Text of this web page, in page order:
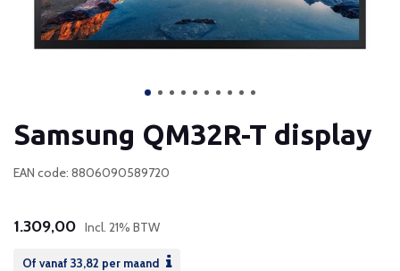
Samsung QM32R-T display
EAN code: 8806090589720
1.309,00 Incl. 21% BTW
Of vanaf 33,82 per maand